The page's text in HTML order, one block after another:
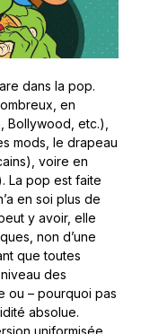
dans la pop.
en
Bollywood, etc.),
mods, le drapeau
voire en
La pop est faite
en soi plus de
y avoir, elle
non d’une
que toutes
des
ou – pourquoi pas
absolue.
uniformisée,